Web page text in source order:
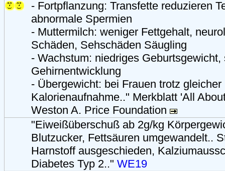
- Fortpflanzung: Transfette reduzieren
abnormale Spermien
- Muttermilch: weniger Fettgehalt,
Schäden, Sehschäden Säugling
- Wachstum: niedriges Geburtsgewicht,
Gehirnentwicklung
- Übergewicht: bei Frauen trotz gleicher
Kalorienaufnahme.." Merkblatt 'All
Weston A. Price Foundation
"Eiweißüberschuß ab 2g/kg
Blutzucker, Fettsäuren umgewandelt..
Harnstoff ausgeschieden,
Diabetes Typ 2.." WE19